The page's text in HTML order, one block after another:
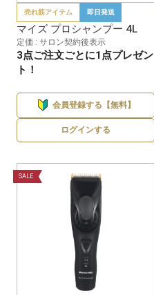
売れ筋アイテム 即日発送
マイズ プロシャンプー 4L
定価 : サロン契約後表示
3点ご注文ごとに1点プレゼン
ト！
会員登録する【無料】
ログインする
SALE